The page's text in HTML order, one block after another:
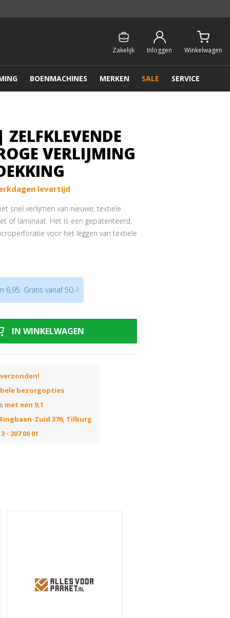
Zakelijk Inloggen Winkelwagen
BOENMACHINES MERKEN SALE SERVICE
VERLIJMING
levertijd
snel verlijmen van nieuwe, textiele
of laminaat. Het is een gepatenteerd,
voor het leggen van textiele
later kan de vloerbedekking
wisselen omwille van nieuwe look
wisselen: SIGAN 3 is de ideale
op bestaand parket of laminaat
beperking in grootte van het oppervlak
6,95. Gratis vanaf 50,-!
IN WINKELWAGEN
bezorgopties
met een 9,1
Ringbaan-Zuid 376, Tilburg
- 207 00 01